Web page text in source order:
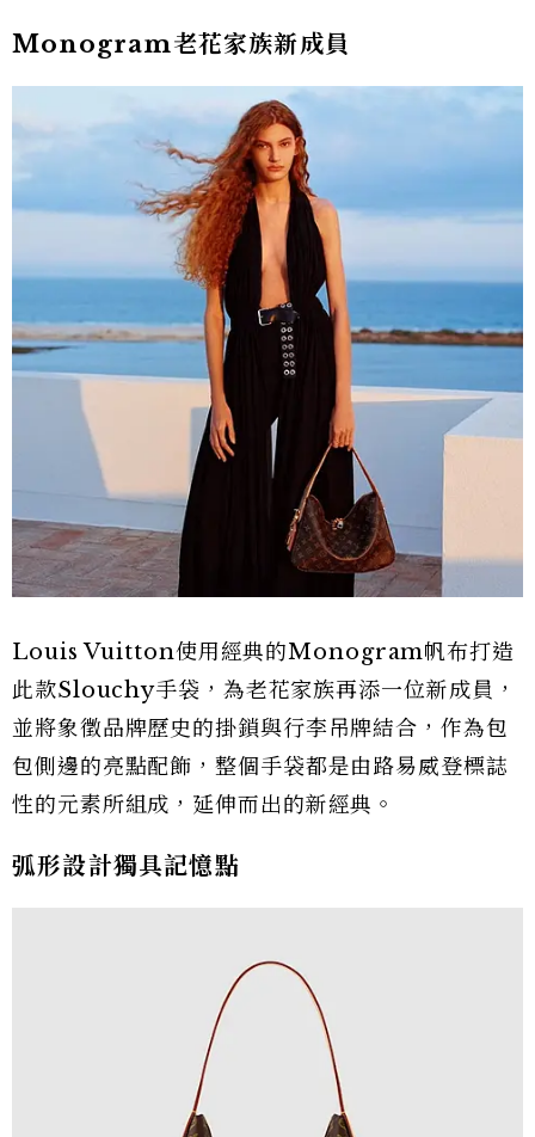
Monogram老花家族新成員
Louis Vuitton使用經典的Monogram帆布打造
此款Slouchy手袋，為老花家族再添一位新成員，
並將象徵品牌歷史的掛鎖與行李吊牌結合，作為包
包側邊的亮點配飾，整個手袋都是由路易威登標誌
性的元素所組成，延伸而出的新經典。
弧形設計獨具記憶點